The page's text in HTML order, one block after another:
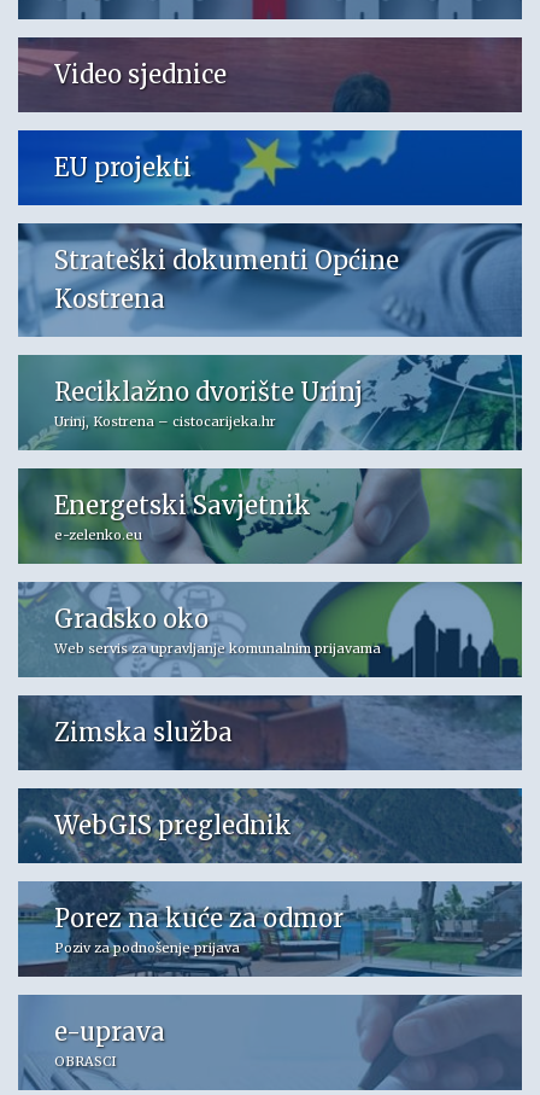
Video sjednice
EU projekti
Strateški dokumenti Općine
Kostrena
Reciklažno dvorište Urinj
Urinj, Kostrena – cistocarijeka.hr
Energetski Savjetnik
e-zelenko.eu
Gradsko oko
Web servis za upravljanje komunalnim prijavama
Zimska služba
WebGIS preglednik
Porez na kuće za odmor
Poziv za podnošenje prijava
e-uprava
OBRASCI